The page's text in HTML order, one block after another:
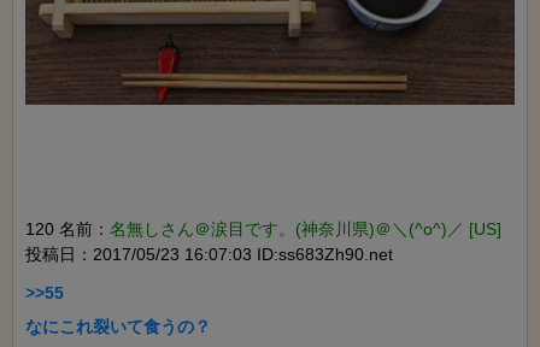
120 名前： 名無しさん＠涙目です。(神奈川県)＠＼(^o^)／ [US]
投稿日：2017/05/23 16:07:03 ID:ss683Zh90.net
>>55
なにこれ裂いて食うの？